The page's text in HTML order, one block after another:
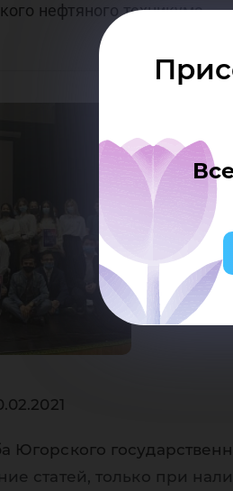
нефтяного техникума
Югорского
статей, только при